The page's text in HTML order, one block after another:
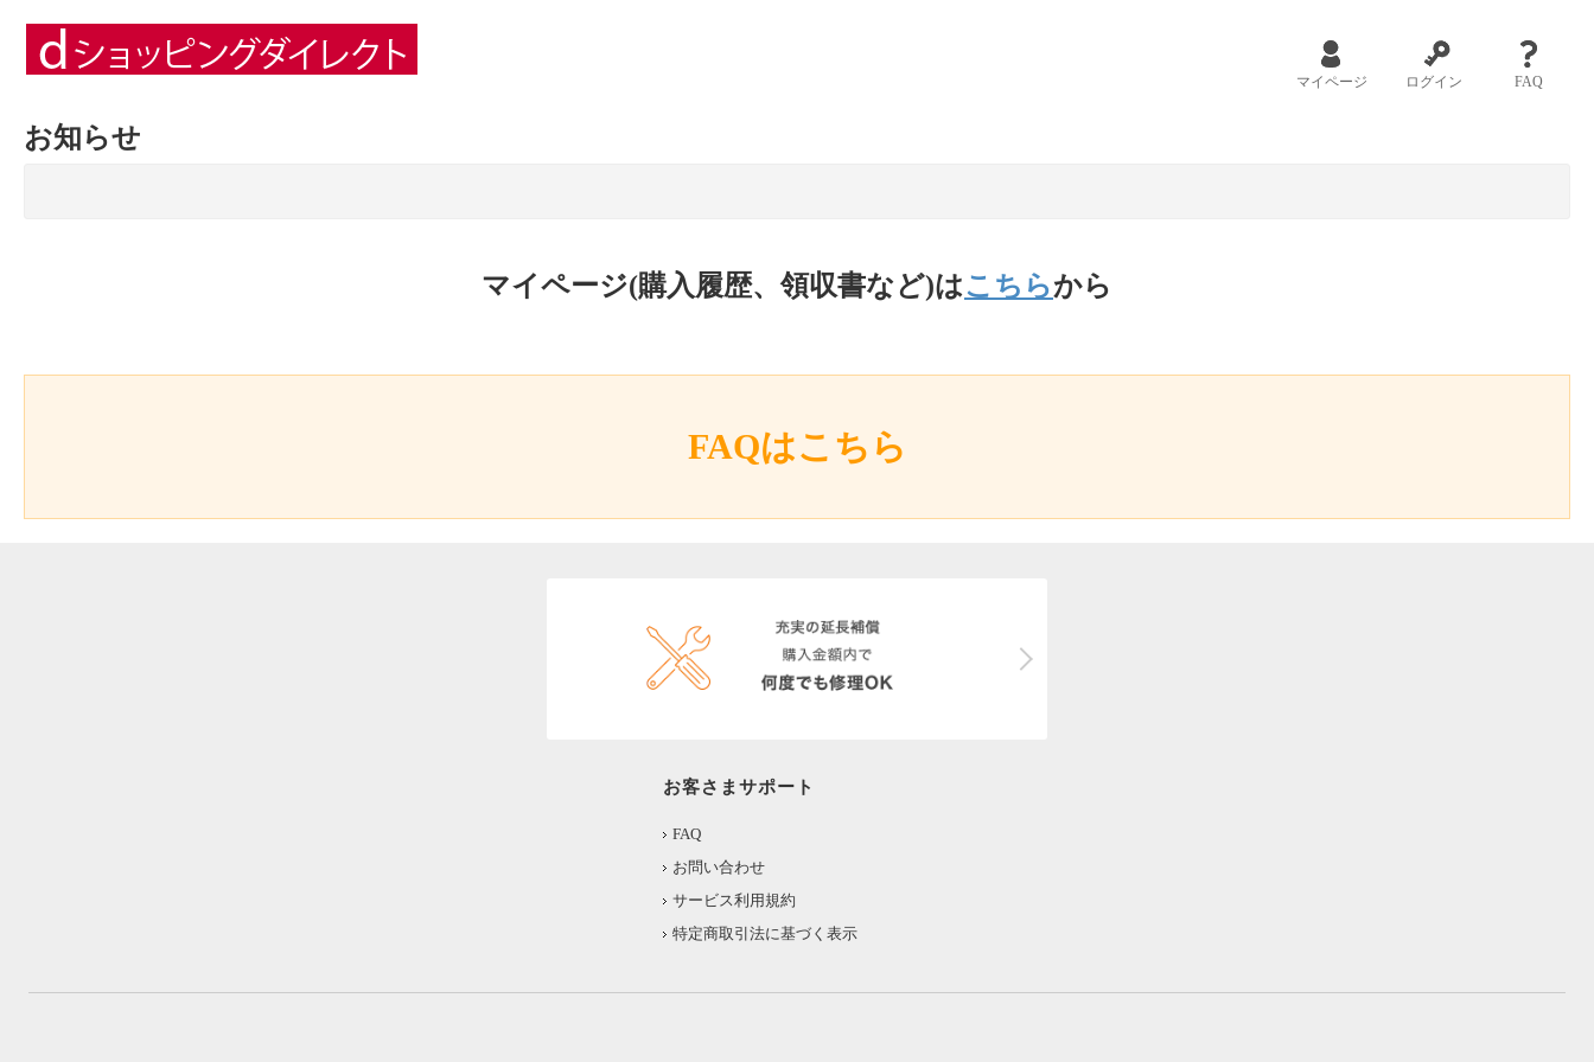
マイページ ログイン FAQ
お知らせ
マイページ(購入履歴、領収書など)はこちらから
FAQはこちら
お客さまサポート
FAQ
お問い合わせ
サービス利用規約
特定商取引法に基づく表示